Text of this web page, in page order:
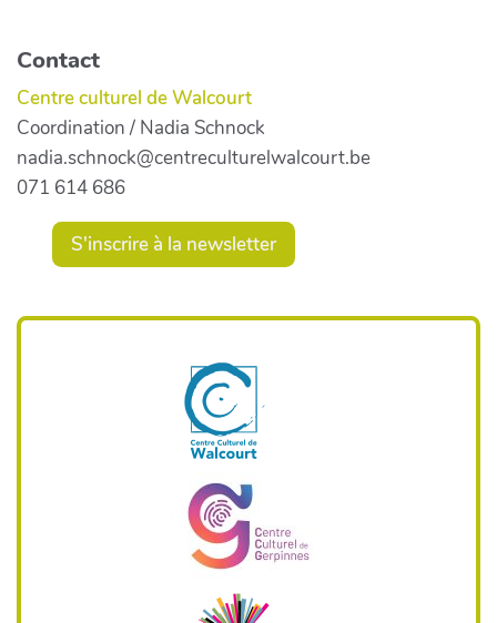
Contact
Centre culturel de Walcourt
Coordination / Nadia Schnock
nadia.schnock@centreculturelwalcourt.be
071 614 686
S'inscrire à la newsletter